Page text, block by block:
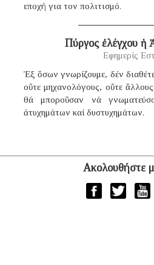
εποχή για τον πολιτισμό.
Πύργος ἐλέγχου ἡ
Εφημερίς
Ἐξ ὅσων γνωρίζουμε, δέν
οὔτε μηχανολόγους, οὔτε
θά μποροῦσαν νά
ἀτυχημάτων καί δυστυχημάτων.
Ακολουθήστε